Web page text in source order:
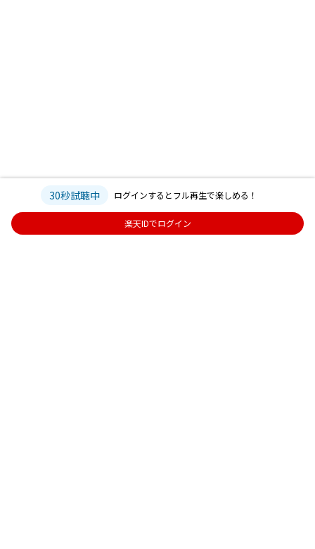
30秒試聴中 ログインするとフル再生で楽しめる！
楽天IDでログイン